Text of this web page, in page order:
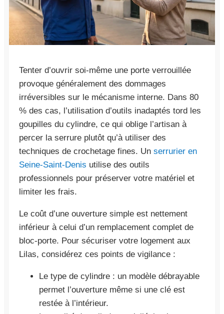
Tenter d’ouvrir soi-même une porte verrouillée
provoque généralement des dommages
irréversibles sur le mécanisme interne. Dans 80
% des cas, l’utilisation d’outils inadaptés tord les
goupilles du cylindre, ce qui oblige l’artisan à
percer la serrure plutôt qu’à utiliser des
techniques de crochetage fines. Un serrurier en
Seine-Saint-Denis utilise des outils
professionnels pour préserver votre matériel et
limiter les frais.
Le coût d’une ouverture simple est nettement
inférieur à celui d’un remplacement complet de
bloc-porte. Pour sécuriser votre logement aux
Lilas, considérez ces points de vigilance :
Le type de cylindre : un modèle débrayable
permet l’ouverture même si une clé est
restée à l’intérieur.